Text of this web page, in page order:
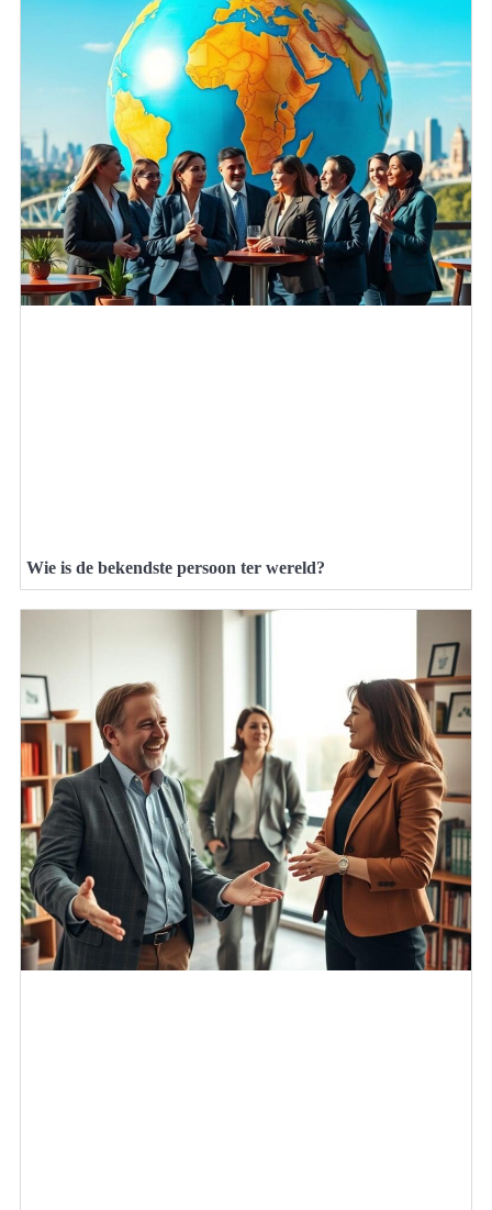
Wie is de bekendste persoon ter wereld?